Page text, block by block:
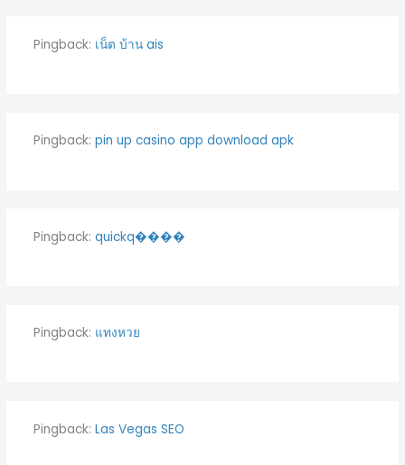
Pingback: เน็ต บ้าน ais
Pingback: pin up casino app download apk
Pingback: quickq����
Pingback: แทงหวย
Pingback: Las Vegas SEO